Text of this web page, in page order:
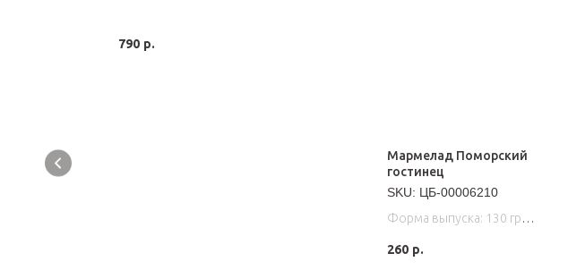
790 р.
Мармелад Поморский
гостинец
SKU: ЦБ-00006210
Форма выпуска: 130 гр
Знаменитый Архангельский
260 р.